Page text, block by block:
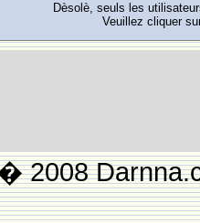
Dèsolè, seuls les
Veuillez cliquer
2008